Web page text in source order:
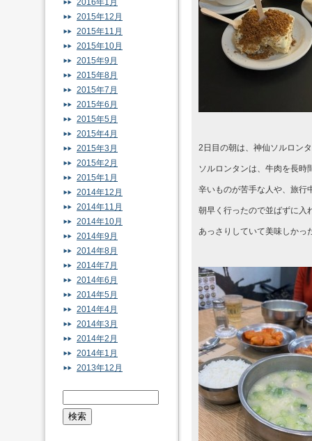
2日目の朝は、神仙ソルロン
ソルロンタンは、牛肉を長時
辛いものが苦手な人や、旅行
朝早く行ったので並ばずに入
あっさりしていて美味しかっ
2016年1月
2015年12月
2015年11月
2015年10月
2015年9月
2015年8月
2015年7月
2015年6月
2015年5月
2015年4月
2015年3月
2015年2月
2015年1月
2014年12月
2014年11月
2014年10月
2014年9月
2014年8月
2014年7月
2014年6月
2014年5月
2014年4月
2014年3月
2014年2月
2014年1月
2013年12月